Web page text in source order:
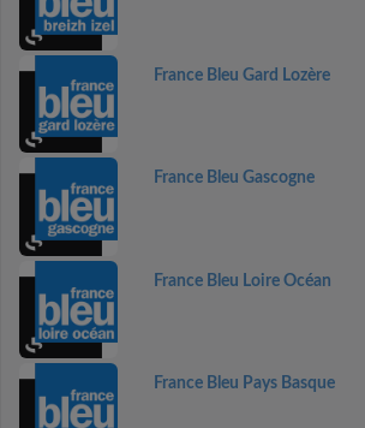
France Bleu Gard Lozère
France Bleu Gascogne
France Bleu Loire Océan
France Bleu Pays Basque